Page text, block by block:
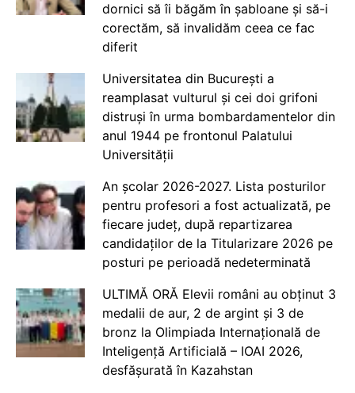
dornici să îi băgăm în șabloane și să-i
corectăm, să invalidăm ceea ce fac
diferit
Universitatea din București a
reamplasat vulturul și cei doi grifoni
distruși în urma bombardamentelor din
anul 1944 pe frontonul Palatului
Universității
An școlar 2026-2027. Lista posturilor
pentru profesori a fost actualizată, pe
fiecare județ, după repartizarea
candidaților de la Titularizare 2026 pe
posturi pe perioadă nedeterminată
ULTIMĂ ORĂ Elevii români au obținut 3
medalii de aur, 2 de argint și 3 de
bronz la Olimpiada Internațională de
Inteligență Artificială – IOAI 2026,
desfășurată în Kazahstan